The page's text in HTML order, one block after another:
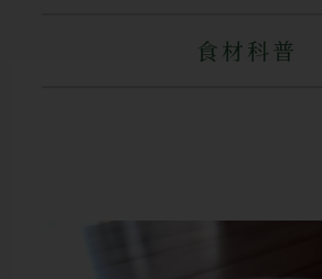
食材科普